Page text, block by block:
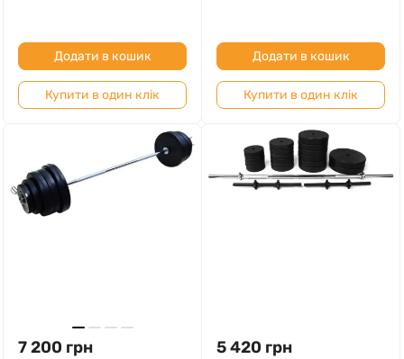
Додати в кошик
Купити в один клік
Додати в кошик
Купити в один клік
7 200 грн 5 420 грн